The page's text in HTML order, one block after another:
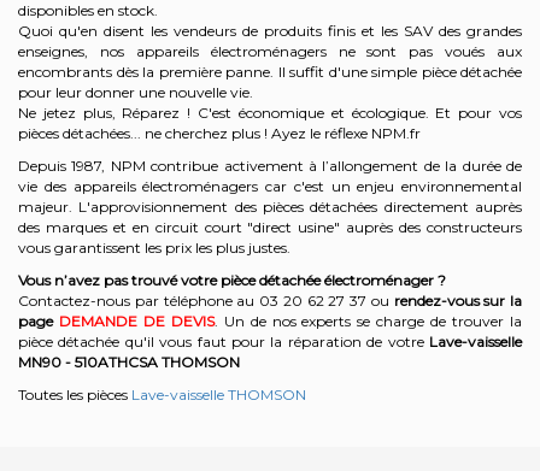
disponibles en stock.
Quoi qu'en disent les vendeurs de produits finis et les SAV des grandes
enseignes, nos appareils électroménagers ne sont pas voués aux
encombrants dès la première panne. Il suffit d'une simple pièce détachée
pour leur donner une nouvelle vie.
Ne jetez plus, Réparez ! C'est économique et écologique. Et pour vos
pièces détachées... ne cherchez plus ! Ayez le réflexe NPM.fr
Depuis 1987, NPM contribue activement à l’allongement de la durée de
vie des appareils électroménagers car c'est un enjeu environnemental
majeur. L'approvisionnement des pièces détachées directement auprès
des marques et en circuit court "direct usine" auprès des constructeurs
vous garantissent les prix les plus justes.
Vous n’avez pas trouvé votre pièce détachée électroménager ?
Contactez-nous par téléphone au 03 20 62 27 37 ou rendez-vous sur la
page DEMANDE DE DEVIS. Un de nos experts se charge de trouver la
pièce détachée qu'il vous faut pour la réparation de votre Lave-vaisselle
MN90 - 510ATHCSA THOMSON
Toutes les pièces Lave-vaisselle THOMSON